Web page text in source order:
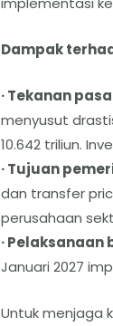
Dampak
· Tekanan
menyusut
10.642 triliun.
· Tujuan
dan transfer
perusahaan
· Pelaksanaan
Januari 2027
Untuk menjaga